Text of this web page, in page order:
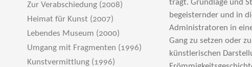
Zur Verabschiedung (2008)
Heimat für Kunst (2007)
Lebendes Museum (2000)
Umgang mit Fragmenten (1996)
Kunstvermittlung (1996)